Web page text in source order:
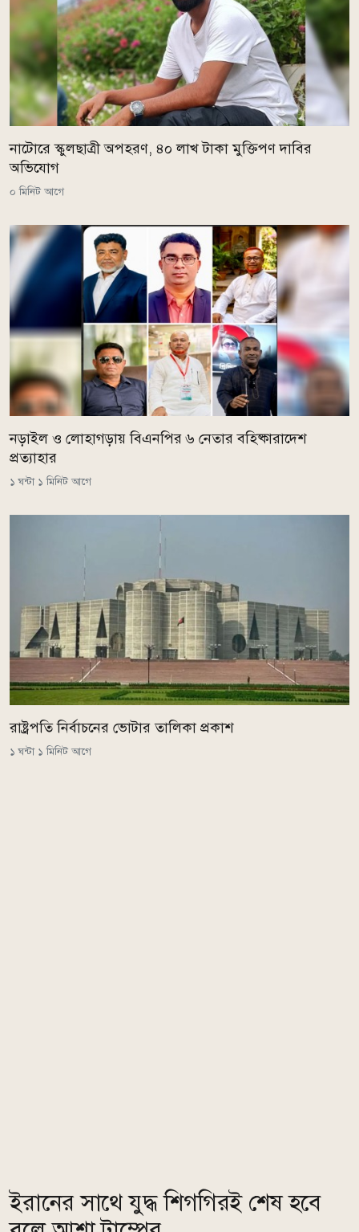
নাটোরে স্কুলছাত্রী অপহরণ, ৪০ লাখ টাকা মুক্তিপণ দাবির
অভিযোগ
০ মিনিট আগে
নড়াইল ও লোহাগড়ায় বিএনপির ৬ নেতার বহিষ্কারাদেশ
প্রত্যাহার
১ ঘন্টা ১ মিনিট আগে
রাষ্ট্রপতি নির্বাচনের ভোটার তালিকা প্রকাশ
১ ঘন্টা ১ মিনিট আগে
ইরানের সাথে যুদ্ধ শিগগিরই শেষ হবে